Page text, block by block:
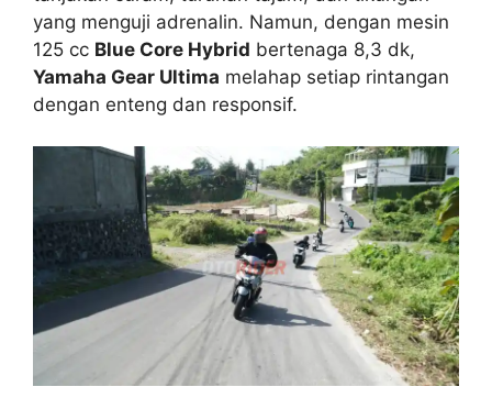
yang menguji adrenalin. Namun, dengan mesin
125 cc Blue Core Hybrid bertenaga 8,3 dk,
Yamaha Gear Ultima melahap setiap rintangan
dengan enteng dan responsif.